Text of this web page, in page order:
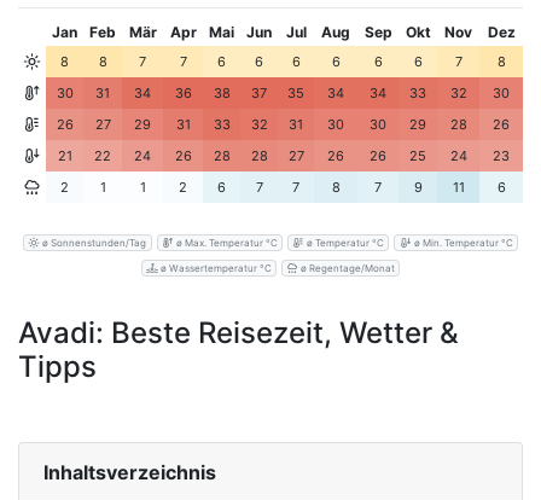
Jan Feb Mär Apr Mai Jun Jul Aug Sep Okt Nov Dez
8 8 7 7 6 6 6 6 6 6 7
8
30
31 34 36 38 37 35 34 34 33 32
30
26
27 29 31 33 32 31 30 30 29 28
26
21
22 24 26 28 28 27 26 26 25 24
23
2
1 1 2 6 7 7 8 7 9 11 6
ø Sonnenstunden/Tag ø Max. Temperatur °C ø Temperatur °C ø Min. Temperatur °C
ø Wassertemperatur °C ø Regentage/Monat
Avadi: Beste Reisezeit, Wetter &
Tipps
Inhaltsverzeichnis